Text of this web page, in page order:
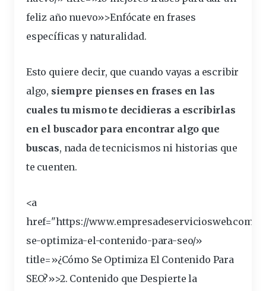
feliz año nuevo»>Enfócate en frases
específicas y naturalidad.
Esto quiere decir, que cuando vayas a escribir
algo, siempre pienses en frases en las
cuales tu mismo te decidieras a escribirlas
en el buscador para encontrar algo que
buscas, nada de tecnicismos ni historias que
te cuenten.
<a
href="https://www.empresadeserviciosweb.com/
se-optimiza-el-contenido-para-seo/»
title=»¿Cómo Se Optimiza El Contenido Para
SEO?»>2. Contenido que Despierte la